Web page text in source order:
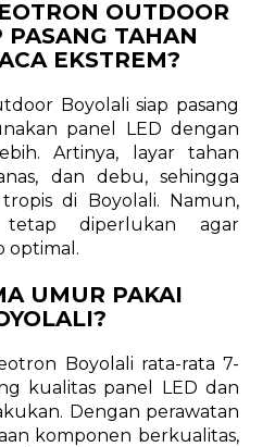
OUTDOOR
PASANG TAHAN
EKSTREM?
Boyolali siap pasang
panel LED dengan
Artinya, layar tahan
dan debu, sehingga
di Boyolali. Namun,
diperlukan agar
optimal.
UMUR PAKAI
Boyolali rata-rata 7-
kualitas panel LED dan
Dengan perawatan
komponen berkualitas,